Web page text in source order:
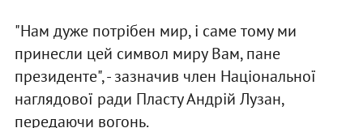
"Нам дуже потрібен мир, і саме тому ми
принесли цей символ миру Вам, пане
президенте", - зазначив член Національної
наглядової ради Пласту Андрій Лузан,
передаючи вогонь.